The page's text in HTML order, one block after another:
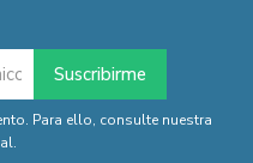
Para ello, consulte nuestra